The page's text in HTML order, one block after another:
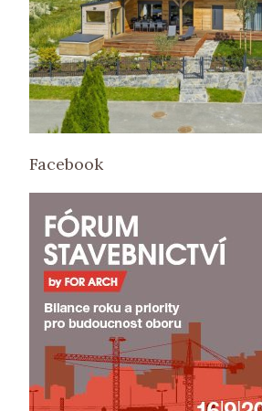
Facebook